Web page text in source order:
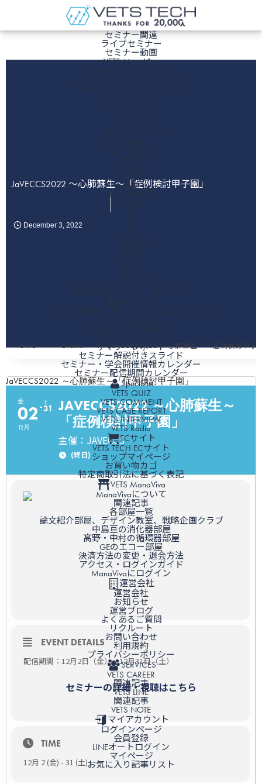
ホーム
セミナー関連
ライブセミナー
セミナー動画
VETS ManaViva
消化器
腫瘍
脳・神経系
サマリーレポート
セミナー解説付きスライド
セミナー・学会開催情報カレンダー
セミナー配信期間カレンダー
Specialist
VETS QUIZ
VETS COMMENT
VETS CASE REPORT
VETS INTERVIEW
VETS Radio
ECサイト
VETS TECH ECサイト
ショップマイページ
お買い物カゴ
特定商取引法に基づく表記
VETS ManaViva
ManaVivaについて
関連記事
各部屋一覧
論文紹介部屋、デザイン教室、戦略企画クラブ
中島亘の消化器部屋
髙野・中村の循環器部屋
GEのエコー部屋
決済方法の変更・退会方法
アクセス・ログインガイド
ManaVivaにログイン
運営会社
運営会社
お知らせ
運営ブログ
よくあるご質問
リクルート
お問い合わせ
利用規約
プライバシーポリシー
SERVICES
VETS CAREER
関連記事
VETS LINE
関連記事
VETS NOTE
マイアカウント
ログインページ
会員登録
LINEオートログイン
マイページ
お気に入り記事リスト
JaVECCS2022 ～心肺蘇生～「症例検討甲子園」
December 3 2022
HOME Events JaVECCS2022 ～心肺蘇生～「症例検討甲子
JaVECCS2022 ～心肺蘇生～「症例検討甲子園」
金
02
12月
土
31
JAVECCS2022 ～心肺蘇生～
「症例検討甲子園」
主催：JAVECCS
(終日)
EVENT DETAILS
配信期間：12月2日（金）～12月31日（土）
セミナーの詳細・視聴はこちら
TIME
12月 2 (金) - 31 (土)